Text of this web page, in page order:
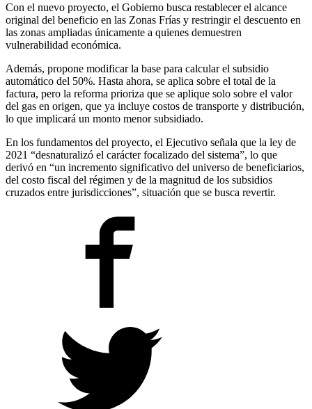
Con el nuevo proyecto, el Gobierno busca restablecer el alcance
original del beneficio en las Zonas Frías y restringir el descuento en
las zonas ampliadas únicamente a quienes demuestren
vulnerabilidad económica.
Además, propone modificar la base para calcular el subsidio
automático del 50%. Hasta ahora, se aplica sobre el total de la
factura, pero la reforma prioriza que se aplique solo sobre el valor
del gas en origen, que ya incluye costos de transporte y distribución,
lo que implicará un monto menor subsidiado.
En los fundamentos del proyecto, el Ejecutivo señala que la ley de
2021 “desnaturalizó el carácter focalizado del sistema”, lo que
derivó en “un incremento significativo del universo de beneficiarios,
del costo fiscal del régimen y de la magnitud de los subsidios
cruzados entre jurisdicciones”, situación que se busca revertir.